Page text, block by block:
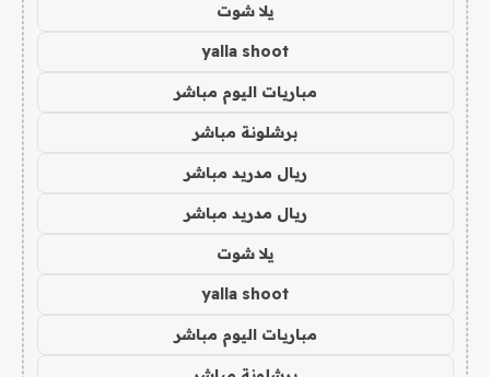
يلا شوت
yalla shoot
مباريات اليوم مباشر
برشلونة مباشر
ريال مدريد مباشر
ريال مدريد مباشر
يلا شوت
yalla shoot
مباريات اليوم مباشر